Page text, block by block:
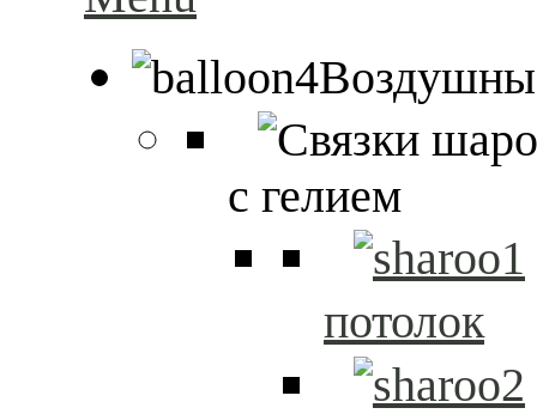
с гелием
потолок